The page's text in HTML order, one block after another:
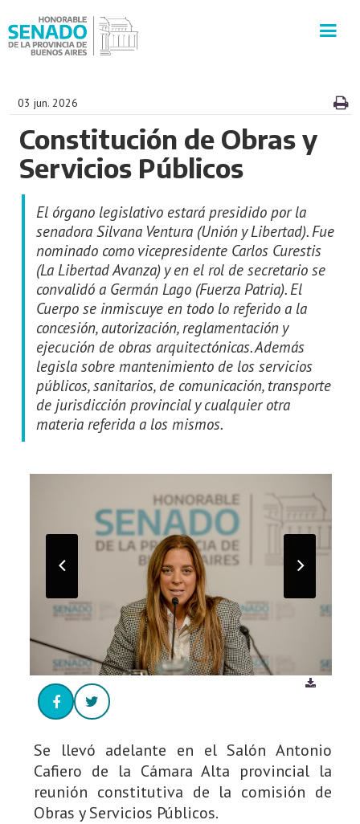
SECRETARÍAS
PRENSA
CULTURA
VISITAS GUIADAS
CONTACTO
03 jun. 2026
Constitución de Obras y
Servicios Públicos
El órgano legislativo estará presidido por la
senadora Silvana Ventura (Unión y Libertad). Fue
nominado como vicepresidente Carlos Curestis
(La Libertad Avanza) y en el rol de secretario se
convalidó a Germán Lago (Fuerza Patria). El
Cuerpo se inmiscuye en todo lo referido a la
concesión, autorización, reglamentación y
ejecución de obras arquitectónicas. Además
legisla sobre mantenimiento de los servicios
públicos, sanitarios, de comunicación, transporte
de jurisdicción provincial y cualquier otra
materia referida a los mismos.
Se llevó adelante en el Salón Antonio
Cafiero de la Cámara Alta provincial la
reunión constitutiva de la comisión de
Obras y Servicios Públicos.